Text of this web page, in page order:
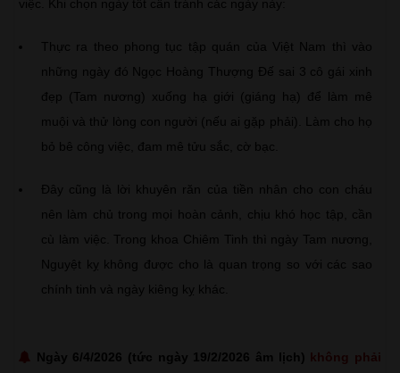
việc. Khi chọn ngày tốt cần tránh các ngày này:
Thực ra theo phong tục tập quán của Việt Nam thì vào
những ngày đó Ngọc Hoàng Thượng Đế sai 3 cô gái xinh
đẹp (Tam nương) xuống hạ giới (giáng hạ) để làm mê
muội và thử lòng con người (nếu ai gặp phải). Làm cho họ
bỏ bê công việc, đam mê tửu sắc, cờ bạc.
Đây cũng là lời khuyên răn của tiền nhân cho con cháu
nên làm chủ trong mọi hoàn cảnh, chịu khó học tập, cần
cù làm việc. Trong khoa Chiêm Tinh thì ngày Tam nương,
Nguyệt kỵ không được cho là quan trọng so với các sao
chính tinh và ngày kiêng kỵ khác.
Ngày 6/4/2026 (tức ngày 19/2/2026 âm lịch) không phải